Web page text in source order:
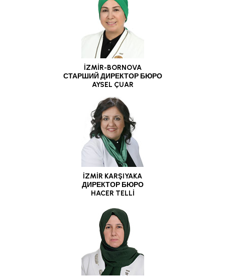
İZMİR-BORNOVA
СТАРШИЙ ДИРЕКТОР БЮРО
AYSEL ÇUAR
İZMİR KARŞIYAKA
ДИРЕКТОР БЮРО
HACER TELLİ